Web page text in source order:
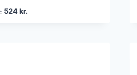
Den
524kr.Den